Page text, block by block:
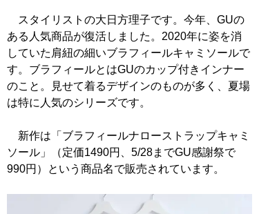
スタイリストの大日方理子です。今年、GUの
ある人気商品が復活しました。2020年に姿を消
していた肩紐の細いブラフィールキャミソールで
す。ブラフィールとはGUのカップ付きインナー
のこと。見せて着るデザインのものが多く、夏場
は特に人気のシリーズです。
新作は「ブラフィールナローストラップキャミ
ソール」（定価1490円、5/28までGU感謝祭で
990円）という商品名で販売されています。